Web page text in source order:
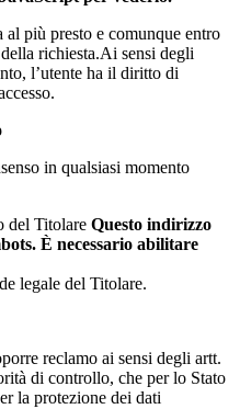
al più presto e comunque entro
richiesta.Ai sensi degli
l’utente ha il diritto di
in qualsiasi momento
del Titolare Questo indirizzo
È necessario abilitare
legale del Titolare.
reclamo ai sensi degli artt.
di controllo, che per lo Stato
la protezione dei dati